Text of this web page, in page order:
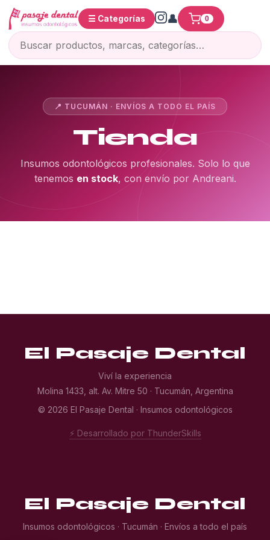
☰ Categorías 0
📍 TUCUMÁN · ENVÍOS A TODO EL PAÍS
Tienda
Insumos odontológicos profesionales. Solo lo que
tenemos en stock, con envío por Andreani.
El Pasaje Dental
Viví la experiencia
Molina 1433, alt. Av. Mitre 50 · Tucumán, Argentina
© 2026 El Pasaje Dental · Insumos odontológicos
⚡ Desarrollado por ThunderSkills
El Pasaje Dental
Insumos odontológicos · Tucumán · Envíos a todo el país